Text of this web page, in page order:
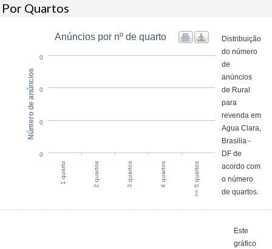
Por Quartos
Anúncios por nº de quarto
1 quarto 2 quartos 3 quartos 4 quartos >= 5 quartos
0
0
0
0
Número de anúncios
Distribuição
do número
de
anúncios
de Rural
para
revenda em
Agua Clara,
Brasilia -
DF de
acordo com
o número
de quartos.
Este
gráfico